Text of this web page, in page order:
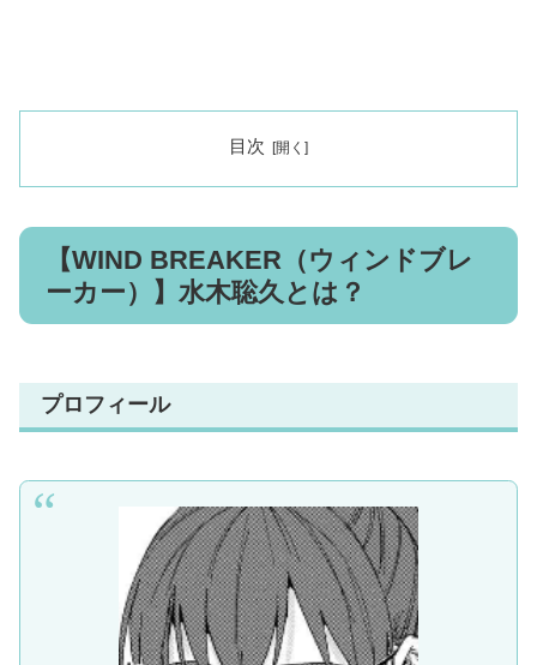
目次
【WIND BREAKER（ウィンドブレ
ーカー）】水木聡久とは？
プロフィール